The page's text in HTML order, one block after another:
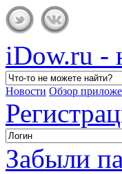
iDow.ru -
Новости Обзор
Забыли